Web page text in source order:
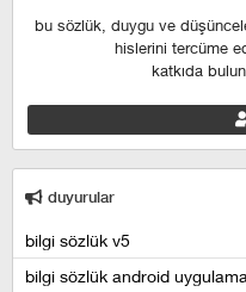
bu sözlük, duygu ve
hislerini tercüme
katkıda
duyurular
bilgi sözlük v5
bilgi sözlük android